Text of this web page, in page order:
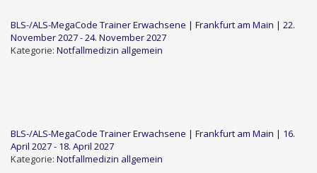
BLS-/ALS-MegaCode Trainer Erwachsene | Frankfurt am Main | 22.
November 2027 - 24. November 2027
Kategorie: Notfallmedizin allgemein
BLS-/ALS-MegaCode Trainer Erwachsene | Frankfurt am Main | 16.
April 2027 - 18. April 2027
Kategorie: Notfallmedizin allgemein